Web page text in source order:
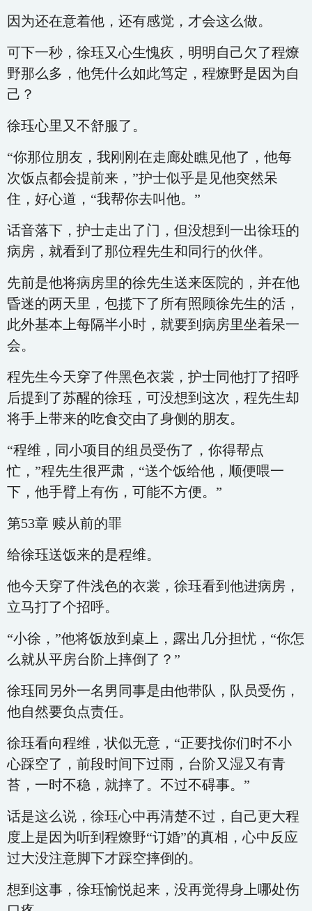
因为还在意着他，还有感觉，才会这么做。
可下一秒，徐珏又心生愧疚，明明自己欠了程燎
野那么多，他凭什么如此笃定，程燎野是因为自
己？
徐珏心里又不舒服了。
“你那位朋友，我刚刚在走廊处瞧见他了，他每
次饭点都会提前来，”护士似乎是见他突然呆
住，好心道，“我帮你去叫他。”
话音落下，护士走出了门，但没想到一出徐珏的
病房，就看到了那位程先生和同行的伙伴。
先前是他将病房里的徐先生送来医院的，并在他
昏迷的两天里，包揽下了所有照顾徐先生的活，
此外基本上每隔半小时，就要到病房里坐着呆一
会。
程先生今天穿了件黑色衣裳，护士同他打了招呼
后提到了苏醒的徐珏，可没想到这次，程先生却
将手上带来的吃食交由了身侧的朋友。
“程维，同小项目的组员受伤了，你得帮点
忙，”程先生很严肃，“送个饭给他，顺便喂一
下，他手臂上有伤，可能不方便。”
第53章 赎从前的罪
给徐珏送饭来的是程维。
他今天穿了件浅色的衣裳，徐珏看到他进病房，
立马打了个招呼。
“小徐，”他将饭放到桌上，露出几分担忧，“你怎
么就从平房台阶上摔倒了？”
徐珏同另外一名男同事是由他带队，队员受伤，
他自然要负点责任。
徐珏看向程维，状似无意，“正要找你们时不小
心踩空了，前段时间下过雨，台阶又湿又有青
苔，一时不稳，就摔了。不过不碍事。”
话是这么说，徐珏心中再清楚不过，自己更大程
度上是因为听到程燎野“订婚”的真相，心中反应
过大没注意脚下才踩空摔倒的。
想到这事，徐珏愉悦起来，没再觉得身上哪处伤